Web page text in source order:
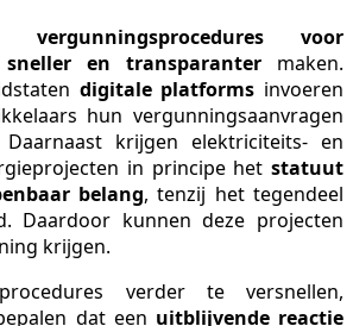
vergunningsprocedures voor
sneller en transparanter maken.
digitale platforms invoeren
hun vergunningsaanvragen
krijgen elektriciteits- en
in principe het statuut
belang, tenzij het tegendeel
Daardoor kunnen deze projecten
krijgen.
verder te versnellen,
dat een uitblijvende reactie